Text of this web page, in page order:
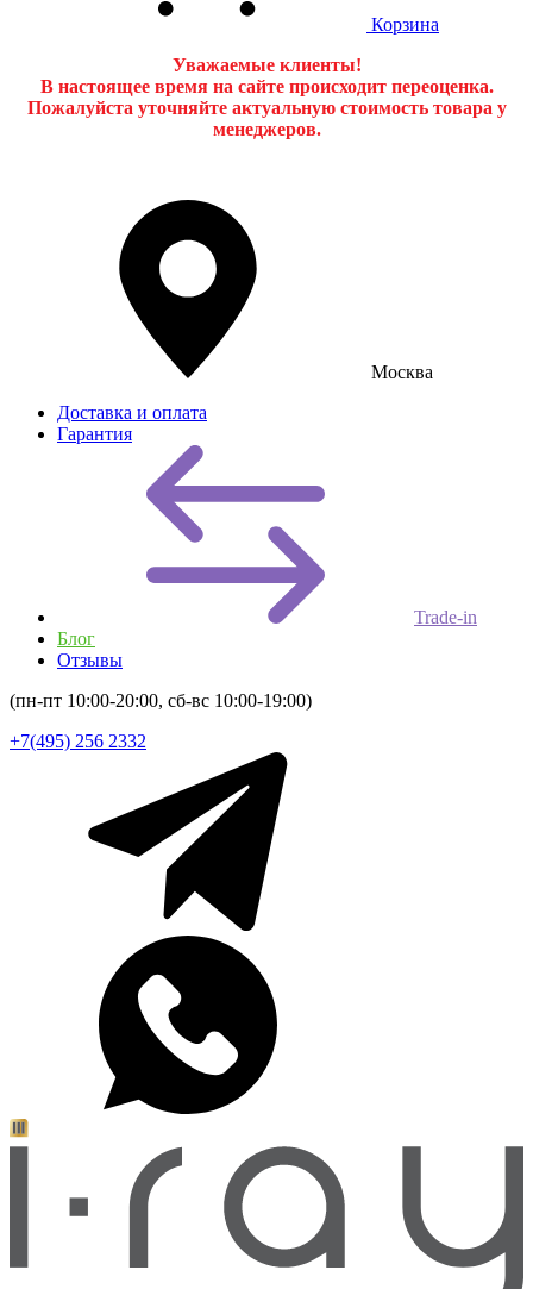
Корзина
Уважаемые клиенты!
В настоящее время на сайте происходит переоценка.
Пожалуйста уточняйте актуальную стоимость товара у
менеджеров.
Москва
Доставка и оплата
Гарантия
Trade-in
Блог
Отзывы
(пн-пт 10:00-20:00, сб-вс 10:00-19:00)
+7(495) 256 2332